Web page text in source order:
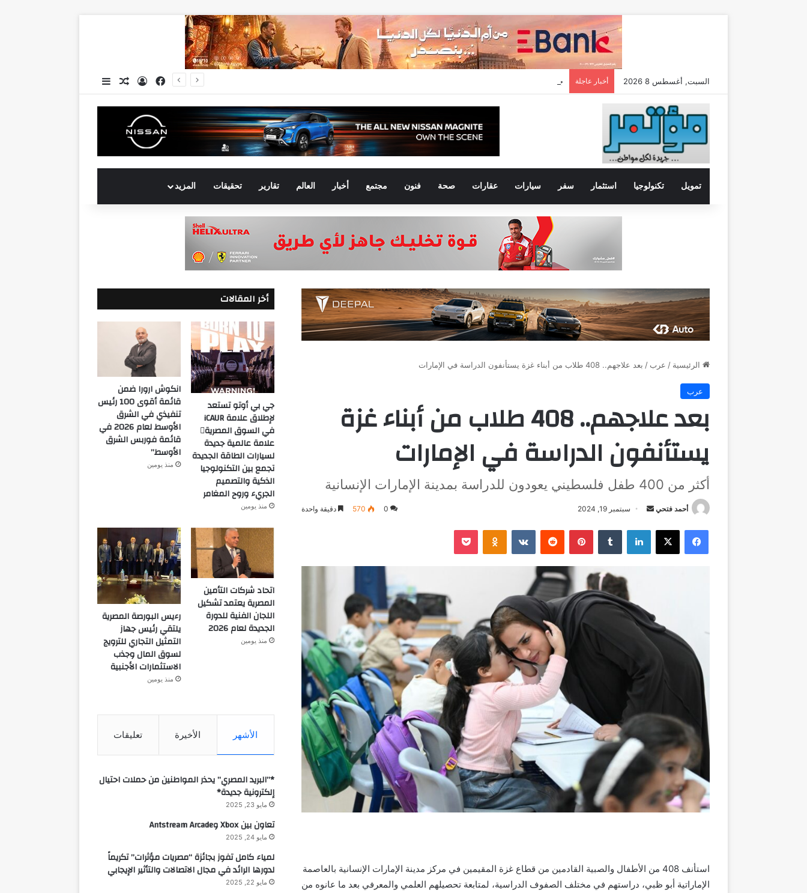
السبت, أغسطس 8 2026 أخبار عاجلة فيسبوكتسجيل الدخول
مقال عشوائي
إضافة عمود جانبي
تمويل تكنولوجيا استثمار سفر سيارات عقارات صحة فنون مجتمع أخبار العالم تقارير تحقيقات المزيد
الرئيسية / عرب / بعد علاجهم.. 408 طلاب من أبناء غزة يستأنفون الدراسة في الإمارات
عرب
بعد علاجهم.. 408 طلاب من أبناء غزة
يستأنفون الدراسة في الإمارات
أكثر من 400 طفل فلسطيني يعودون للدراسة بمدينة الإمارات الإنسانية
أحمد فتحي
أرسل
إلكترونيا
سبتمبر 19, 2024 0
570 دقيقة واحدة
فيسبوك ‫X لينكدإن بينتيريست Odnoklassniki
‫Pocket
استأنف 408 من الأطفال والصبية القادمين من قطاع غزة المقيمين في مركز مدينة الإمارات الإنسانية بالعاصمة
الإماراتية أبو ظبي، دراستهم في مختلف الصفوف الدراسية، لمتابعة تحصيلهم العلمي والمعرفي بعد ما عانوه من
أخر المقالات
جي بي أوتو تستعد
لإطلاق علامة iCAUR
في السوق المصرية
علامة عالمية جديدة
لسيارات الطاقة الجديدة
تجمع بين التكنولوجيا
الذكية والتصميم
الجريء وروح المغامر
منذ يومين
انكوش ارورا ضمن
قائمة أقوى 100 رئيس
تنفيذي في الشرق
الأوسط لعام 2026 في
قائمة فوربس الشرق
الأوسط”
منذ يومين
اتحاد شركات التأمين
المصرية يعتمد تشكيل
اللجان الفنية للدورة
الجديدة لعام 2026
منذ يومين
رءيس البورصة المصرية
يلتقي رئيس جهاز
التمثيل التجاري للترويج
لسوق المال وجذب
الاستثمارات الأجنبية
منذ يومين
الأشهر الأخيرة تعليقات
*”البريد المصري” يحذر المواطنين من حملات احتيال
إلكترونية جديدة*
مايو 23, 2025
تعاون بين Xbox وAntstream Arcade
مايو 24, 2025
لمياء كامل تفوز بجائزة “مصريات مؤثرات” تكريماً
لدورها الرائد في مجال الاتصالات والتأثير الإيجابي
مايو 22, 2025